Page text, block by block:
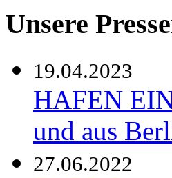
Unsere
19.04.2023
HAFEN
und aus
27.06.2022